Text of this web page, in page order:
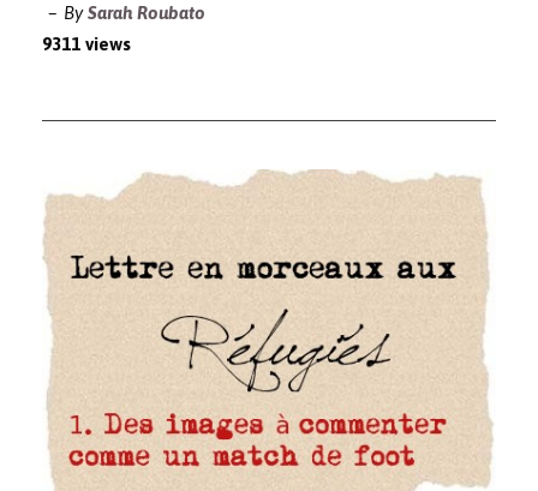
BySarah Roubato
9311 views